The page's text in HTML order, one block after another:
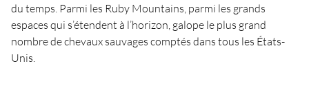
du temps. Parmi les Ruby Mountains, parmi les grands
espaces qui s’étendent à l’horizon, galope le plus grand
nombre de chevaux sauvages comptés dans tous les États-
Unis.